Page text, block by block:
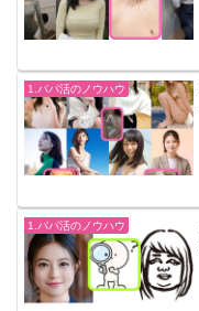
1.パパ活のノウハウ
1.パパ活のノウハウ